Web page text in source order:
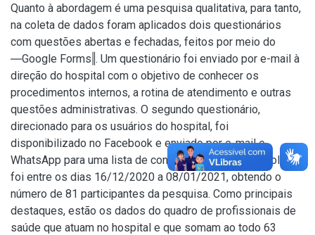
Quanto à abordagem é uma pesquisa qualitativa, para tanto,
na coleta de dados foram aplicados dois questionários
com questões abertas e fechadas, feitos por meio do
―Google Forms‖. Um questionário foi enviado por e-mail à
direção do hospital com o objetivo de conhecer os
procedimentos internos, a rotina de atendimento e outras
questões administrativas. O segundo questionário,
direcionado para os usuários do hospital, foi
disponibilizado no Facebook e enviado por e-mail e
WhatsApp para uma lista de contatos. O período de coleta
foi entre os dias 16/12/2020 a 08/01/2021, obtendo o
número de 81 participantes da pesquisa. Como principais
destaques, estão os dados do quadro de profissionais de
saúde que atuam no hospital e que somam ao todo 63